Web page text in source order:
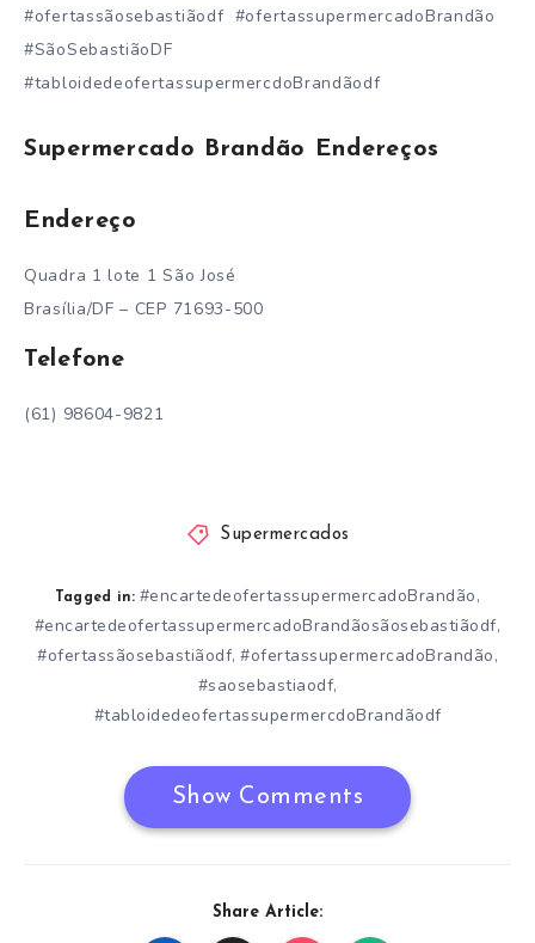
#ofertassãosebastiãodf #ofertassupermercadoBrandão
#SãoSebastiãoDF
#tabloidedeofertassupermercdoBrandãodf
Supermercado Brandão Endereços
Endereço
Quadra 1 lote 1 São José
Brasília/DF – CEP 71693-500
Telefone
(61) 98604-9821
Supermercados
Tagged in: #encartedeofertassupermercadoBrandão,
#encartedeofertassupermercadoBrandãosãosebastiãodf,
#ofertassãosebastiãodf, #ofertassupermercadoBrandão,
#saosebastiaodf,
#tabloidedeofertassupermercdoBrandãodf
Show Comments
Share Article: